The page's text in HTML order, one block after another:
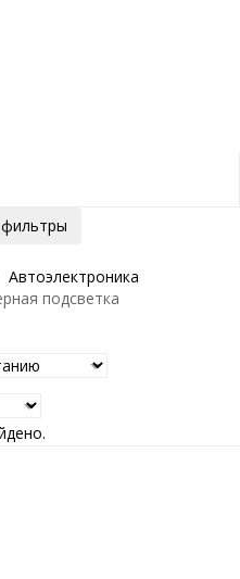
Автоэлектроника
подсветка